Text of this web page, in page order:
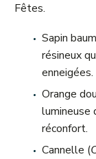
Fêtes.
Sapin
résineux
enneigées.
Orange
lumineuse
réconfort.
Cannelle (